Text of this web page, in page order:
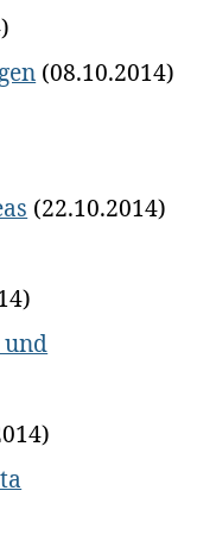
(08.10.2014)
(22.10.2014)